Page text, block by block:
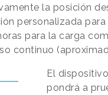
la posición
personalizada
para la carga
continuo
El
pondrá a